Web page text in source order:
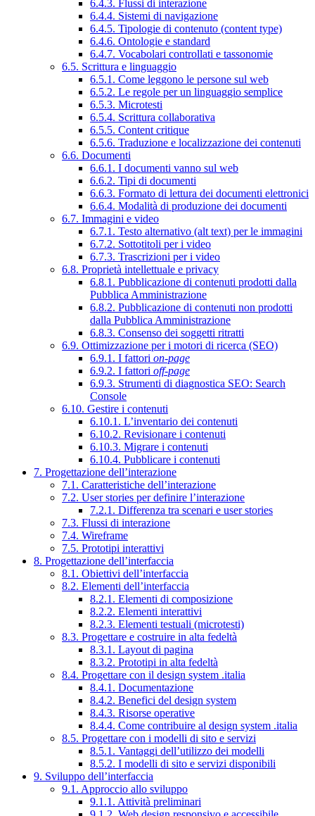
6.4.3. Flussi di interazione
6.4.4. Sistemi di navigazione
6.4.5. Tipologie di contenuto (content type)
6.4.6. Ontologie e standard
6.4.7. Vocabolari controllati e tassonomie
6.5. Scrittura e linguaggio
6.5.1. Come leggono le persone sul web
6.5.2. Le regole per un linguaggio semplice
6.5.3. Microtesti
6.5.4. Scrittura collaborativa
6.5.5. Content critique
6.5.6. Traduzione e localizzazione dei contenuti
6.6. Documenti
6.6.1. I documenti vanno sul web
6.6.2. Tipi di documenti
6.6.3. Formato di lettura dei documenti elettronici
6.6.4. Modalità di produzione dei documenti
6.7. Immagini e video
6.7.1. Testo alternativo (alt text) per le immagini
6.7.2. Sottotitoli per i video
6.7.3. Trascrizioni per i video
6.8. Proprietà intellettuale e privacy
6.8.1. Pubblicazione di contenuti prodotti dalla
Pubblica Amministrazione
6.8.2. Pubblicazione di contenuti non prodotti
dalla Pubblica Amministrazione
6.8.3. Consenso dei soggetti ritratti
6.9. Ottimizzazione per i motori di ricerca (SEO)
6.9.1. I fattori on-page
6.9.2. I fattori off-page
6.9.3. Strumenti di diagnostica SEO: Search
Console
6.10. Gestire i contenuti
6.10.1. L’inventario dei contenuti
6.10.2. Revisionare i contenuti
6.10.3. Migrare i contenuti
6.10.4. Pubblicare i contenuti
7. Progettazione dell’interazione
7.1. Caratteristiche dell’interazione
7.2. User stories per definire l’interazione
7.2.1. Differenza tra scenari e user stories
7.3. Flussi di interazione
7.4. Wireframe
7.5. Prototipi interattivi
8. Progettazione dell’interfaccia
8.1. Obiettivi dell’interfaccia
8.2. Elementi dell’interfaccia
8.2.1. Elementi di composizione
8.2.2. Elementi interattivi
8.2.3. Elementi testuali (microtesti)
8.3. Progettare e costruire in alta fedeltà
8.3.1. Layout di pagina
8.3.2. Prototipi in alta fedeltà
8.4. Progettare con il design system .italia
8.4.1. Documentazione
8.4.2. Benefici del design system
8.4.3. Risorse operative
8.4.4. Come contribuire al design system .italia
8.5. Progettare con i modelli di sito e servizi
8.5.1. Vantaggi dell’utilizzo dei modelli
8.5.2. I modelli di sito e servizi disponibili
9. Sviluppo dell’interfaccia
9.1. Approccio allo sviluppo
9.1.1. Attività preliminari